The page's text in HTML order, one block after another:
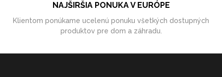
NAJŠIRŠIA PONUKA V EURÓPE
Klientom ponúkame ucelenú ponuku všetkých dostupných
produktov pre dom a záhradu.